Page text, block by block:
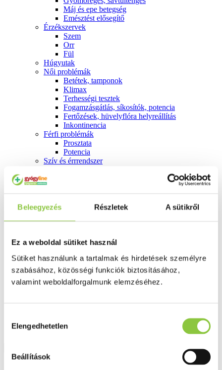
Beleegyezés Részletek A sütikről
Ez a weboldal sütiket használ
Sütiket használunk a tartalmak és hirdetések személyre
szabásához, közösségi funkciók biztosításához,
valamint weboldalforgalmunk elemzéséhez.
kiválasztása
Elengedhetetlen
Beállítások
Máj és epe betegség
Emésztést elősegítő
Érzékszervek
Szem
Orr
Fül
Húgyutak
Női problémák
Betétek, tamponok
Klimax
Terhességi tesztek
Fogamzásgátlás, síkosítók, potencia
Fertőzések, hüvelyflóra helyreállítás
Inkontinencia
Férfi problémák
Prosztata
Potencia
Szív és érrrendszer
Koleszterinszint csökkentők, omega 3
Fog és szájápolás
Fogkrém
Fogkefe
Műfogsor ápolás
Fogfehérítés
Fogköztisztító
Teák
Egészség ajándékba
Tápszer